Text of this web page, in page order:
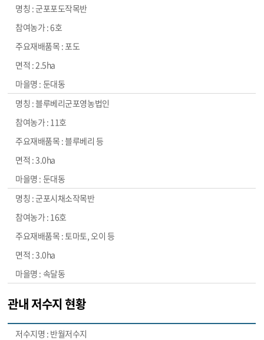
군포포도작목반
6호
포도
2.5ha
둔대동
블루베리군포영농법인
11호
블루베리 등
3.0ha
둔대동
군포시채소작목반
16호
토마토, 오이 등
3.0ha
속달동
관내 저수지 현황
반월저수지